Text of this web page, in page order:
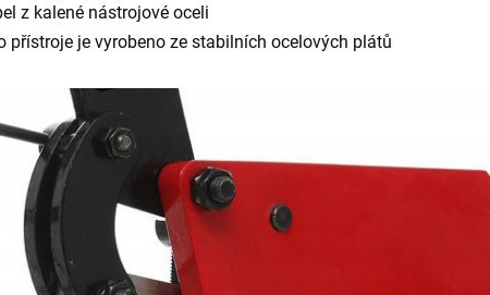
z kalené nástrojové oceli
přístroje je vyrobeno ze stabilních ocelových plátů